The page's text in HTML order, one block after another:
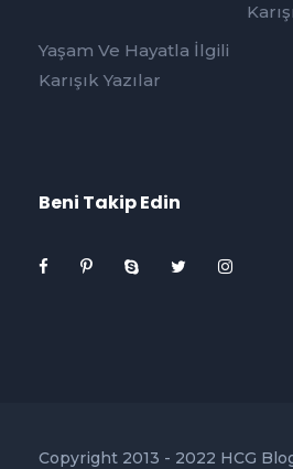
Yaşam Ve Hayatla İlgili
Karışık Yazılar
Beni Takip Edin
Copyright 2013 - 2022 HCG